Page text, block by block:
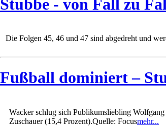
Stubbe - von Fall zu
Die Folgen 45, 46 und 47 sind abgedreht und
Fußball dominiert –
Wacker schlug sich Publikumsliebling
Zuschauer (15,4 Prozent).Quelle: Focusmehr...